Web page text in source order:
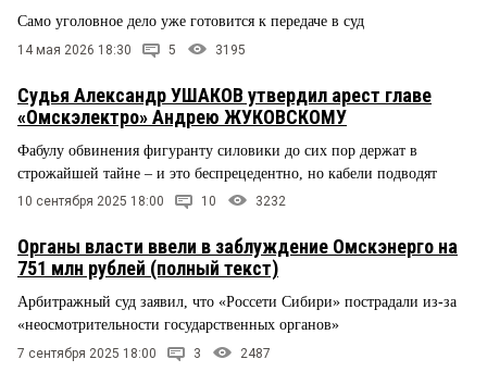
Само уголовное дело уже готовится к передаче в суд
14 мая 2026 18:30 5 3195
Судья Александр УШАКОВ утвердил арест главе
«Омскэлектро» Андрею ЖУКОВСКОМУ
Фабулу обвинения фигуранту силовики до сих пор держат в
строжайшей тайне – и это беспрецедентно, но кабели подводят
10 сентября 2025 18:00 10 3232
Органы власти ввели в заблуждение Омскэнерго на
751 млн рублей (полный текст)
Арбитражный суд заявил, что «Россети Сибири» пострадали из-за
«неосмотрительности государственных органов»
7 сентября 2025 18:00 3 2487